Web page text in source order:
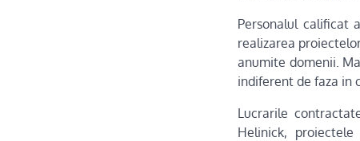
Personalul calificat
realizarea
anumite domenii.
indiferent de faza in
Lucrarile
Helinick,